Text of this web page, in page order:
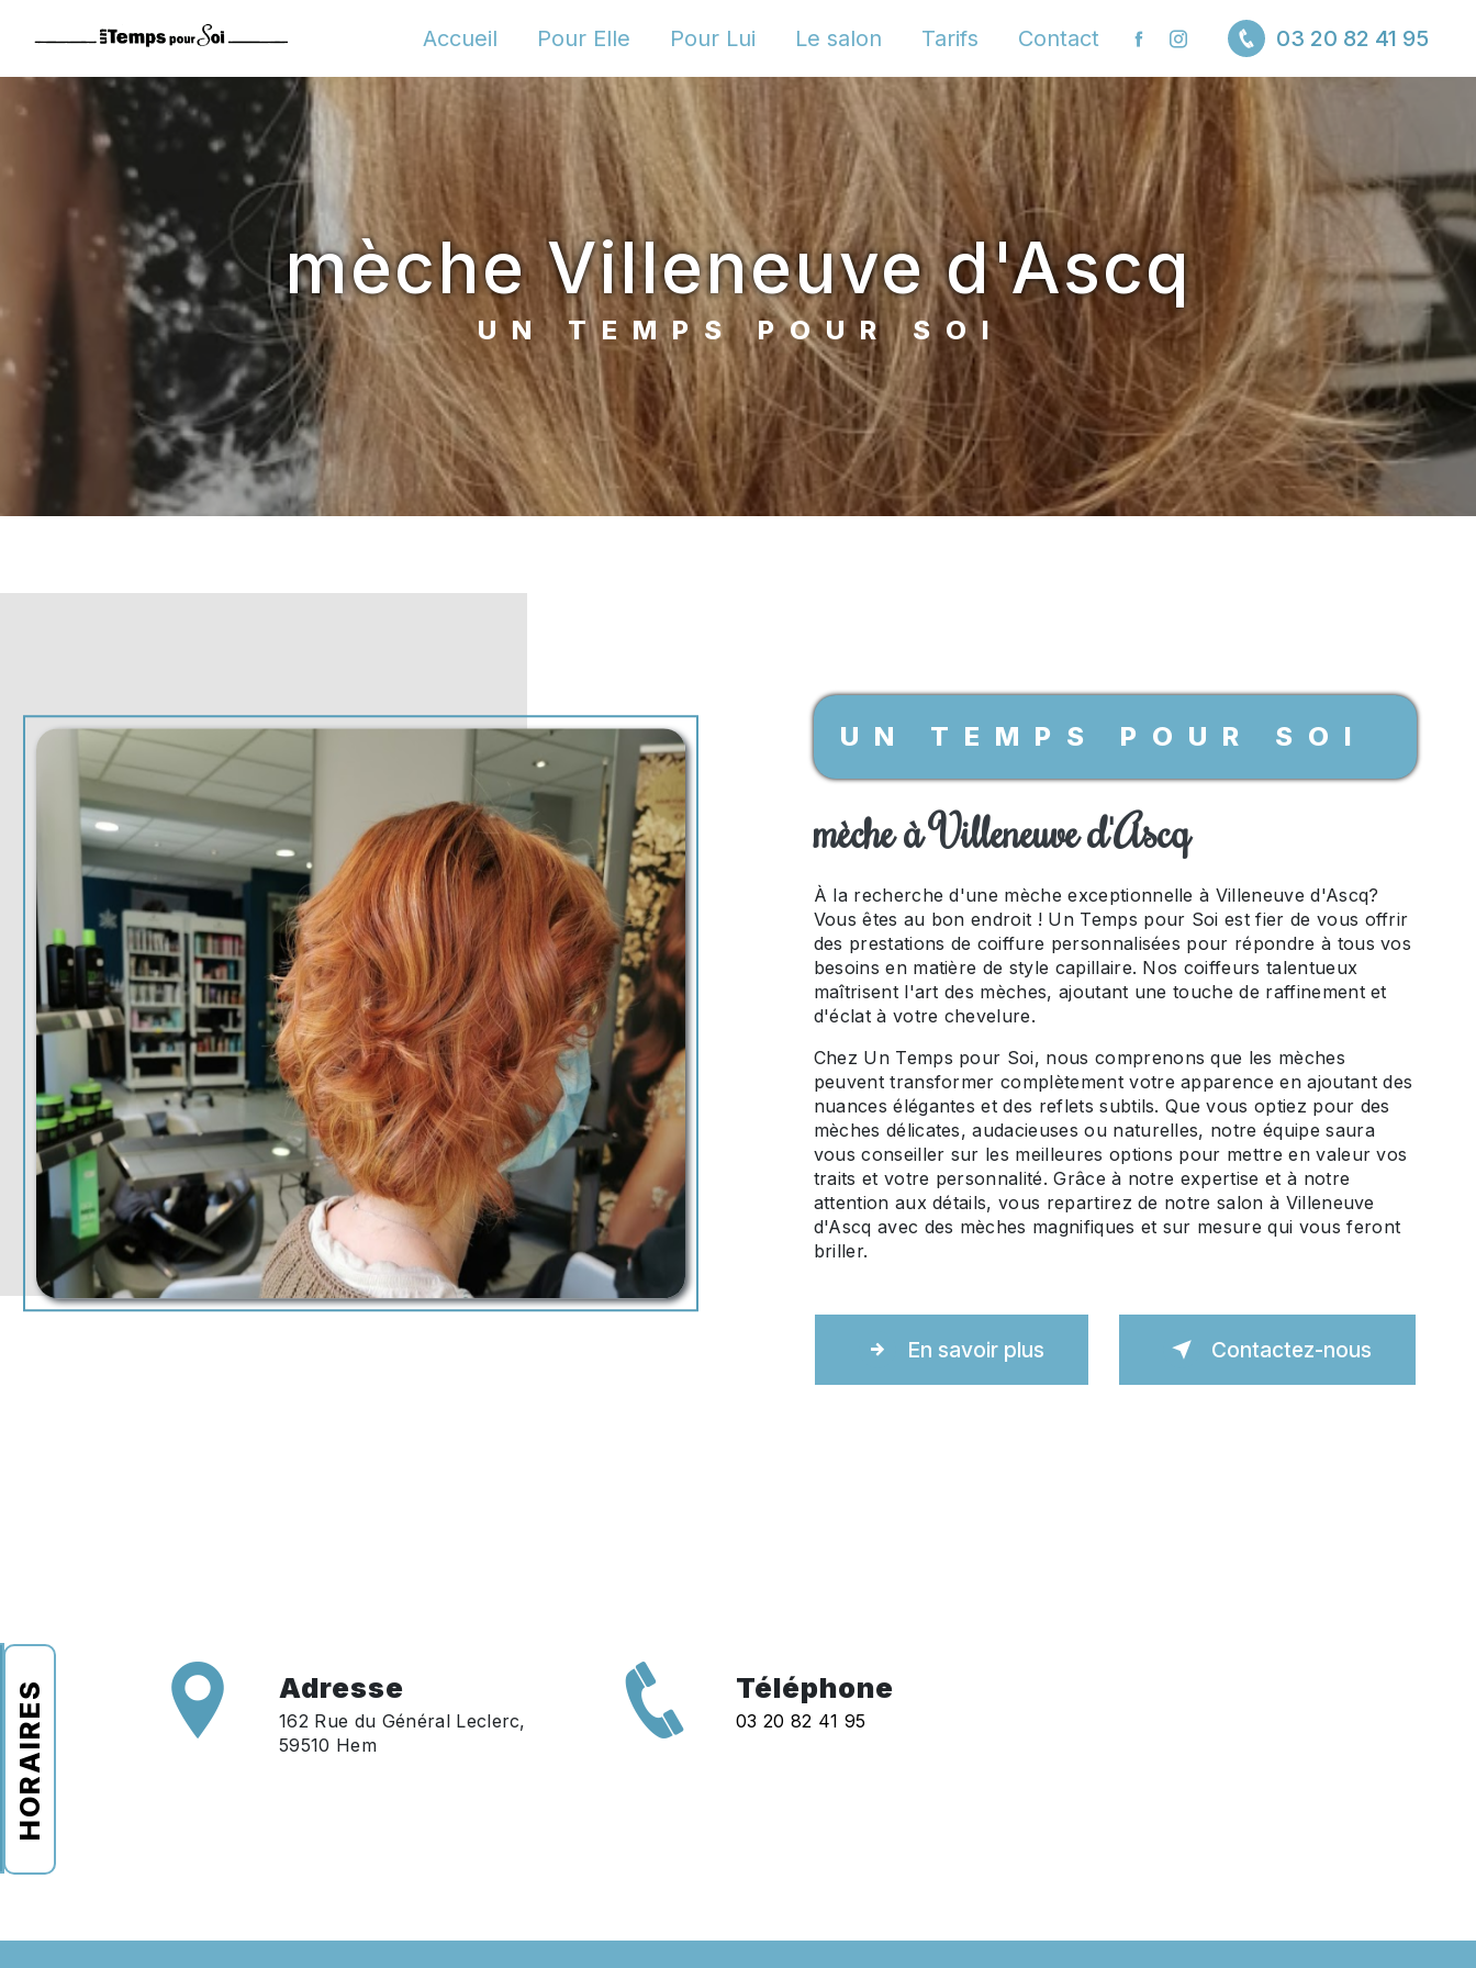
HORAIRES
Accueil Pour Elle Pour Lui Le salon Tarifs Contact 03 20 82 41 95
mèche Villeneuve d'Ascq
UN TEMPS POUR SOI
UN TEMPS POUR SOI
mèche à Villeneuve d'Ascq
À la recherche d'une mèche exceptionnelle à Villeneuve d'Ascq?
Vous êtes au bon endroit ! Un Temps pour Soi est fier de vous offrir
des prestations de coiffure personnalisées pour répondre à tous vos
besoins en matière de style capillaire. Nos coiffeurs talentueux
maîtrisent l'art des mèches, ajoutant une touche de raffinement et
d'éclat à votre chevelure.
Chez Un Temps pour Soi, nous comprenons que les mèches
peuvent transformer complètement votre apparence en ajoutant des
nuances élégantes et des reflets subtils. Que vous optiez pour des
mèches délicates, audacieuses ou naturelles, notre équipe saura
vous conseiller sur les meilleures options pour mettre en valeur vos
traits et votre personnalité. Grâce à notre expertise et à notre
attention aux détails, vous repartirez de notre salon à Villeneuve
d'Ascq avec des mèches magnifiques et sur mesure qui vous feront
briller.
En savoir plus Contactez-nous
Adresse
162 Rue du Général Leclerc,
59510 Hem
Téléphone
03 20 82 41 95